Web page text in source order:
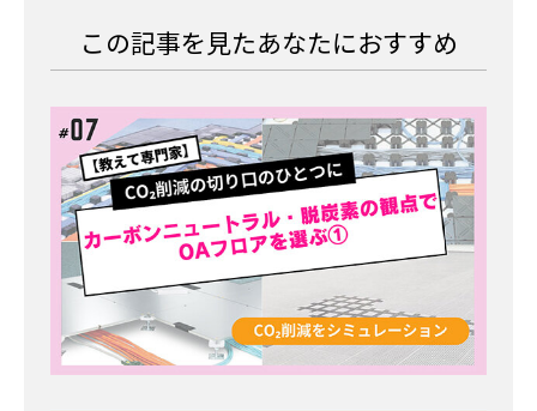
この記事を見たあなたにおすすめ